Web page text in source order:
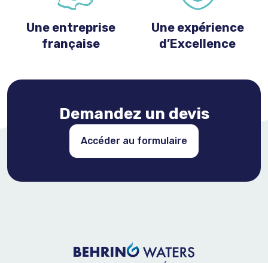
Une entreprise
française
Une expérience
d’Excellence
Demandez un devis
Accéder au formulaire